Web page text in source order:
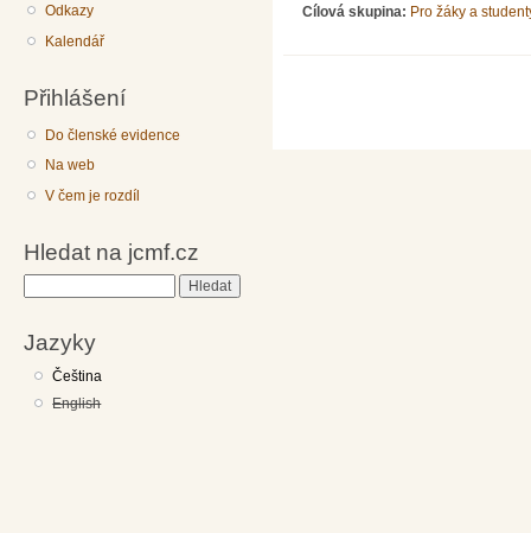
Odkazy
Kalendář
Přihlášení
Do členské evidence
Na web
V čem je rozdíl
Hledat na jcmf.cz
Jazyky
Čeština
English
Cílová skupina: Pro žáky a